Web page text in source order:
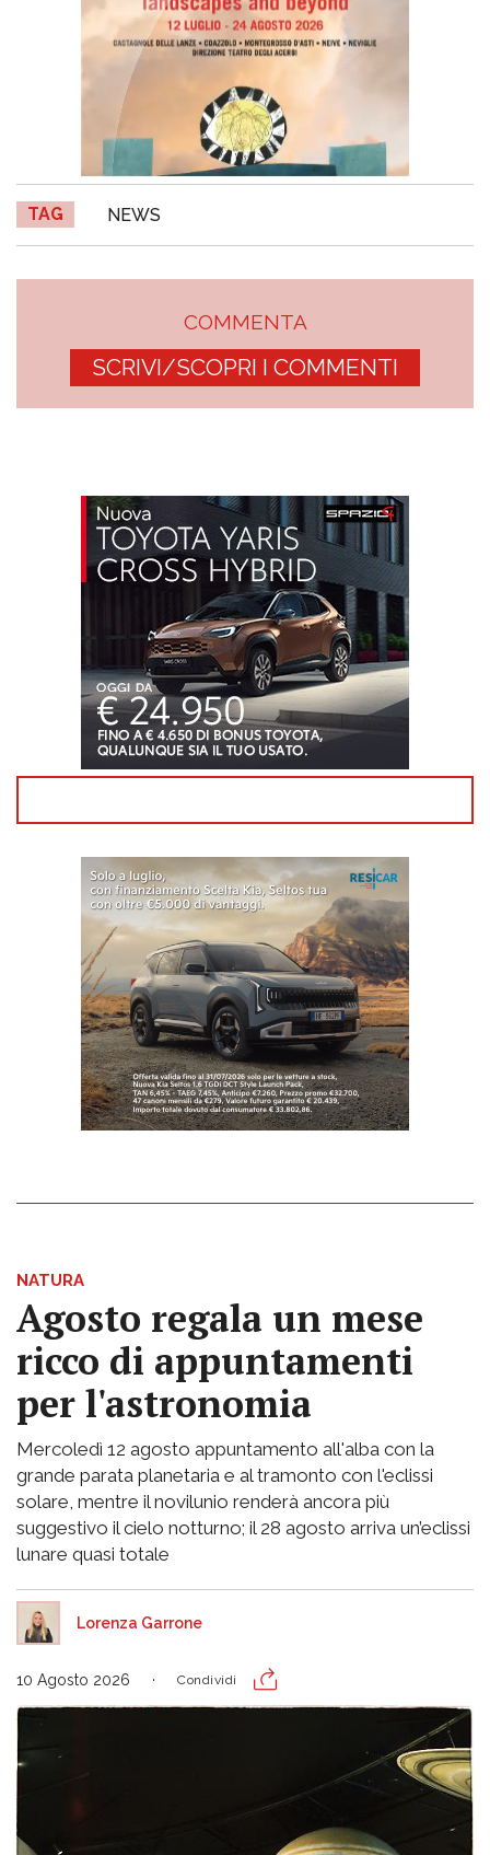
TAG NEWS
COMMENTA
SCRIVI/SCOPRI I COMMENTI
NATURA
Agosto regala un mese
ricco di appuntamenti
per l'astronomia
Mercoledì 12 agosto appuntamento all'alba con la
grande parata planetaria e al tramonto con l'eclissi
solare, mentre il novilunio renderà ancora più
suggestivo il cielo notturno; il 28 agosto arriva un’eclissi
lunare quasi totale
Lorenza Garrone
10 Agosto 2026 Condividi